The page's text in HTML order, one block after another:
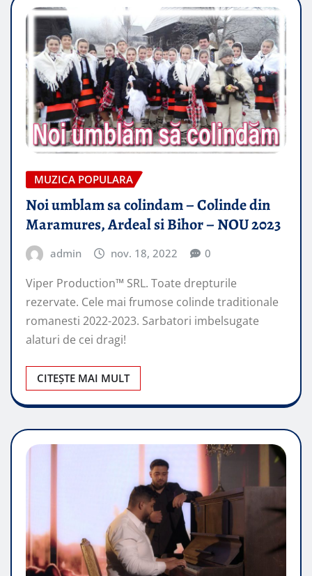
MUZICA POPULARA
Noi umblam sa colindam – Colinde din
Maramures, Ardeal si Bihor – NOU 2023
admin nov. 18, 2022 0
Viper Production™ SRL. Toate drepturile
rezervate. Cele mai frumose colinde traditionale
romanesti 2022-2023. Sarbatori imbelsugate
alaturi de cei dragi!
CITEȘTE MAI MULT